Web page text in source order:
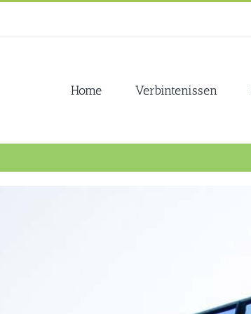
Home Verbintenissen